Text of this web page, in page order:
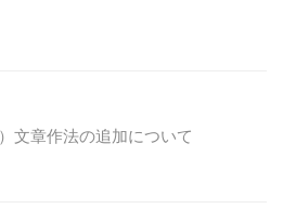
）文章作法の追加について